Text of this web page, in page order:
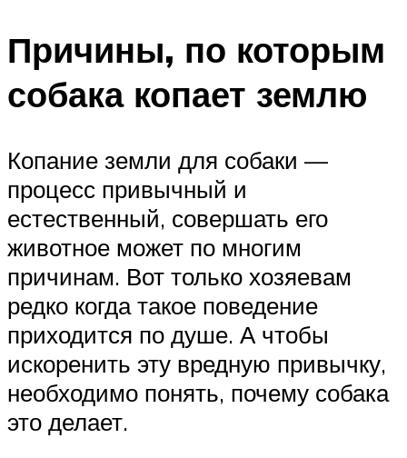
Причины, по которым
собака копает землю
Копание земли для собаки —
процесс привычный и
естественный, совершать его
животное может по многим
причинам. Вот только хозяевам
редко когда такое поведение
приходится по душе. А чтобы
искоренить эту вредную привычку,
необходимо понять, почему собака
это делает.